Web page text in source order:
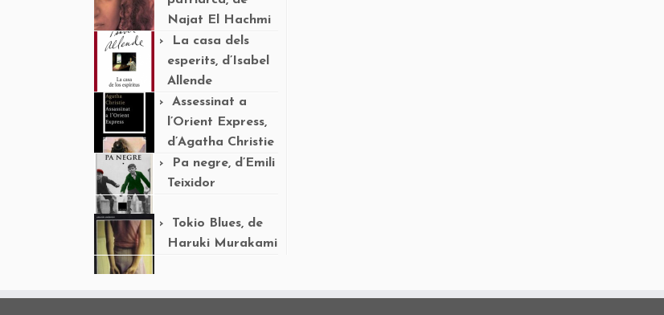
Najat El Hachmi
La casa dels
esperits, d’Isabel
Allende
Assessinat a
l’Orient Express,
d’Agatha Christie
Pa negre, d’Emili
Teixidor
Tokio Blues, de
Haruki Murakami